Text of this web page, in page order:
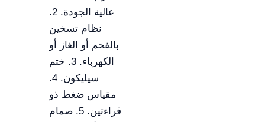
عالية الجودة. 2.
نظام تسخين
بالفحم أو الغاز أو
الكهرباء. 3. ختم
سيليكون. 4.
مقياس ضغط ذو
قراءتين. 5. صمام